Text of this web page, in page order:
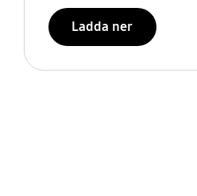
Ladda ner